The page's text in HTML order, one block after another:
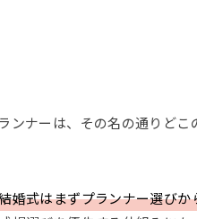
ンナーは、その名の通りど
婚式はまずプランナー選び